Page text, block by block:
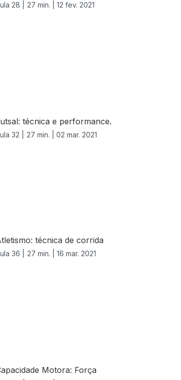
28 | 27 min. | 12 fev. 2021
técnica e performance.
32 | 27 min. | 02 mar. 2021
técnica de corrida
36 | 27 min. | 16 mar. 2021
Motora: Força